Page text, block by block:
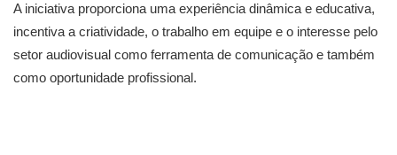
A iniciativa proporciona uma experiência dinâmica e educativa,
incentiva a criatividade, o trabalho em equipe e o interesse pelo
setor audiovisual como ferramenta de comunicação e também
como oportunidade profissional.